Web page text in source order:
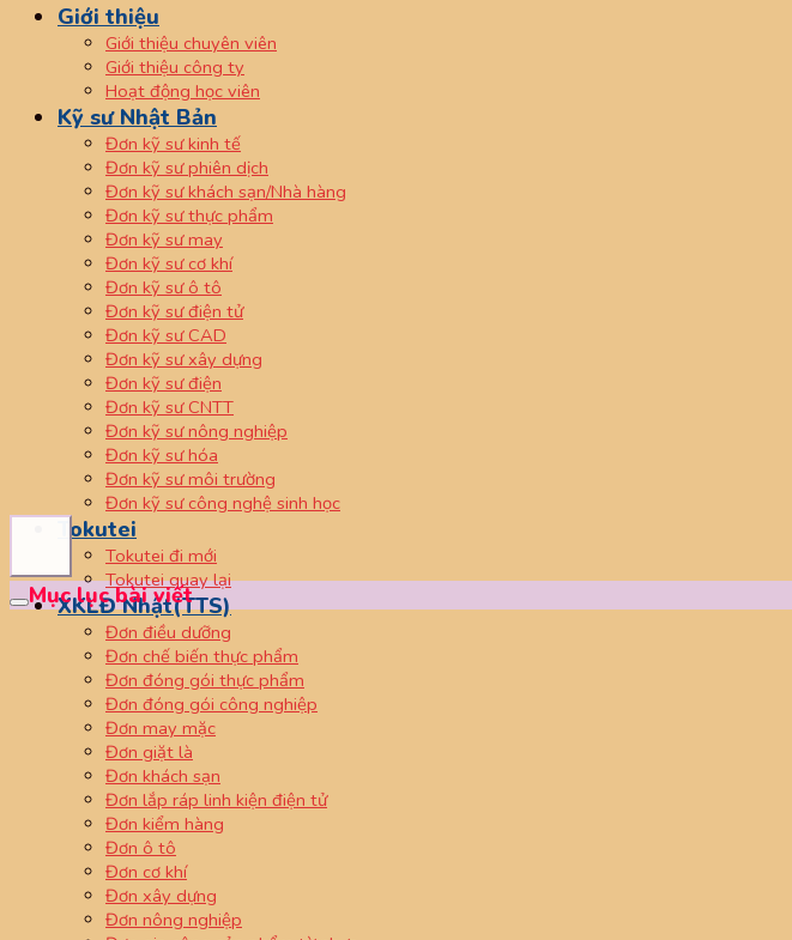
Giới thiệu
Giới thiệu chuyên viên
Giới thiệu công ty
Hoạt động học viên
Kỹ sư Nhật Bản
Đơn kỹ sư kinh tế
Đơn kỹ sư phiên dịch
Đơn kỹ sư khách sạn/Nhà hàng
Đơn kỹ sư thực phẩm
Đơn kỹ sư may
Đơn kỹ sư cơ khí
Đơn kỹ sư ô tô
Đơn kỹ sư điện tử
Đơn kỹ sư CAD
Đơn kỹ sư xây dựng
Đơn kỹ sư điện
Đơn kỹ sư CNTT
Đơn kỹ sư nông nghiệp
Đơn kỹ sư hóa
Đơn kỹ sư môi trường
Đơn kỹ sư công nghệ sinh học
Tokutei
Tokutei đi mới
Tokutei quay lại
XKLĐ Nhật(TTS)
Đơn điều dưỡng
Đơn chế biến thực phẩm
Đơn đóng gói thực phẩm
Đơn đóng gói công nghiệp
Đơn may mặc
Đơn giặt là
Đơn khách sạn
Đơn lắp ráp linh kiện điện tử
Đơn kiểm hàng
Đơn ô tô
Đơn cơ khí
Đơn xây dựng
Đơn nông nghiệp
Mục lục bài viết